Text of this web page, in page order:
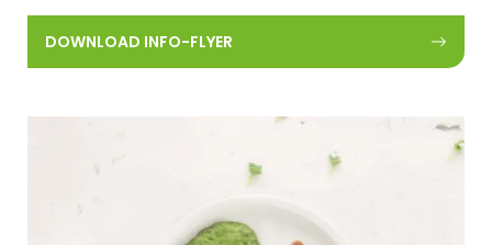
DOWNLOAD INFO-FLYER